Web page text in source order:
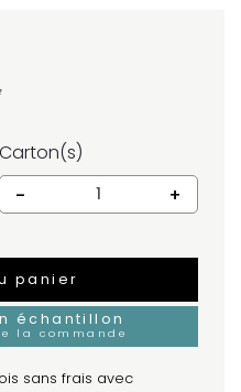
Carton(s)
-
+
panier
échantillon
la commande
sans frais avec